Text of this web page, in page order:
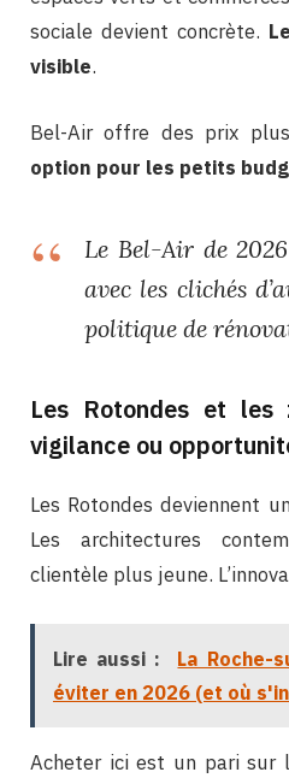
sociale devient concrète.
visible.
Bel-Air offre des prix plus
option pour les petits
Le Bel-Air de
avec les clichés
politique de
Les Rotondes et les
vigilance ou
Les Rotondes deviennent un
Les architectures
clientèle plus jeune.
Lire aussi :
La Roche-
éviter en 2026 (et où
Acheter ici est un pari sur